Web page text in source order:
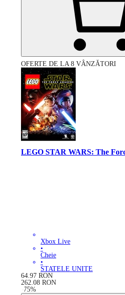
OFERTE DE LA 8 VÂNZĂTORI
LEGO STAR WARS: The
Xbox Live
•
Cheie
•
STATELE UNITE
64.97 RON
262.08 RON
-75%